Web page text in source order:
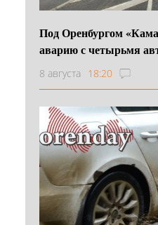
Под Оренбургом
аварию с четырьмя
8 августа 18:20